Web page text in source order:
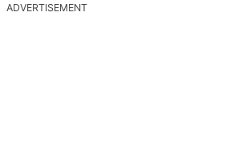
ADVERTISEMENT